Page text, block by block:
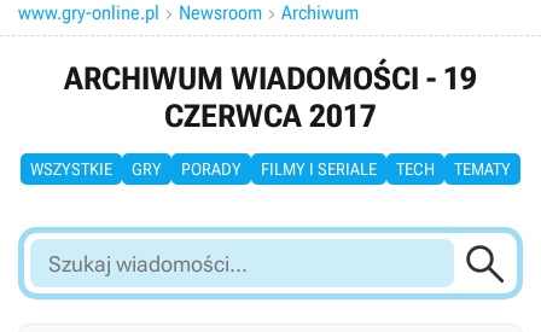
www.gry-online.pl  Newsroom  Archiwum
ARCHIWUM WIADOMOŚCI - 19
CZERWCA 2017
WSZYSTKIE GRY PORADY FILMY I SERIALE TECH TEMATY
Szukaj
wiadomości...
